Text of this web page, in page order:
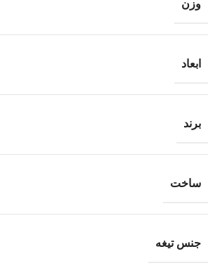
وزن
ابعاد
برند
ساخت
جنس تیغه